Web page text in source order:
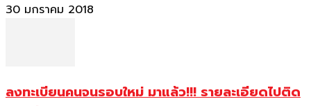
30 มกราคม 2018
ลงทะเบียนคนจนรอบใหม่ มาแล้ว!!! รายละเอียดไปติด